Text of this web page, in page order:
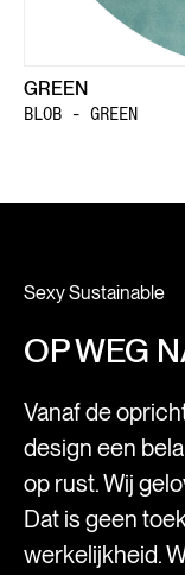
GREEN
BLOB - GREEN
Sexy Sustainable
OP WEG
Vanaf de
design een
op rust. Wij
Dat is geen
werkelijkheid.